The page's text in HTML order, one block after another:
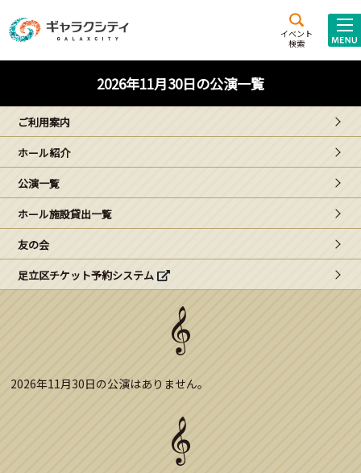
イベント
検索
施設案内
西新井
文化ホール
ギャラクシティとは
こどもみーてぃんぐ
Gがくえん
ブランドからのお知らせ
2026年11月30日の公演一覧
ご利用案内
ホール紹介
公演一覧
ホール施設貸出一覧
友の会
足立区チケット予約システム
2026年11月30日の公演はありません。